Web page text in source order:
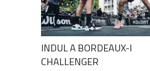
INDUL A BORDEAUX-I
CHALLENGER